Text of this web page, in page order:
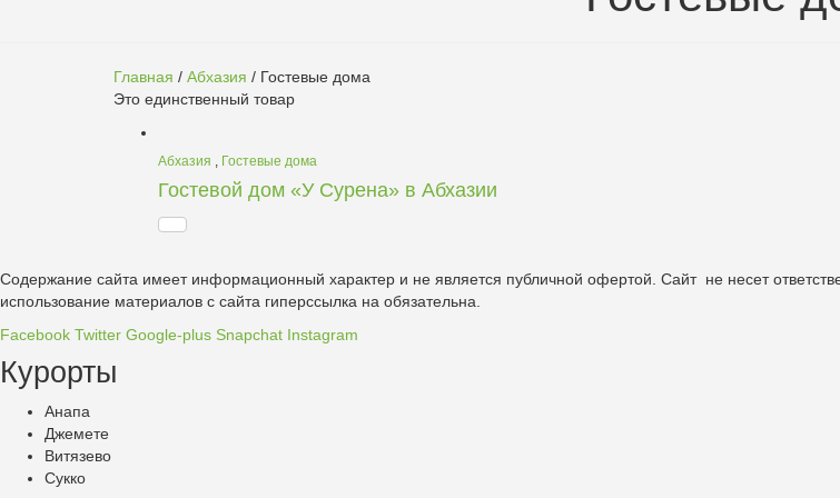
Главная / Абхазия / Гостевые дома
Это единственный товар
Абхазия , Гостевые дома
Гостевой дом «У Сурена» в Абхазии
Содержание сайта имеет информационный характер и не является публичной офертой. Сайт не несет
использование материалов с сайта гиперссылка на обязательна.
Facebook Twitter Google-plus Snapchat Instagram
Курорты
Анапа
Джемете
Витязево
Сукко